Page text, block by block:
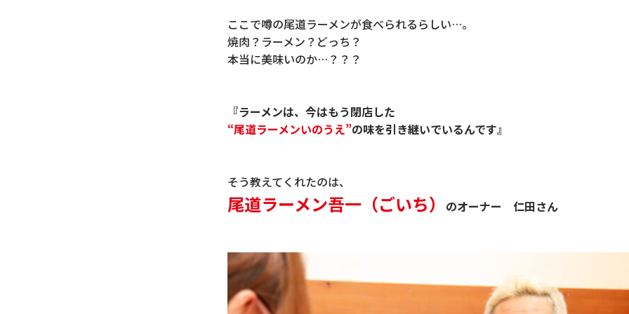
ここで噂の尾道ラーメンが食べられるらしい…。
焼肉？ラーメン？どっち？
本当に美味いのか…？？？
『ラーメンは、今はもう閉店した
“尾道ラーメンいのうえ”の味を引き継いでいるんです』
そう教えてくれたのは、
尾道ラーメン吾一（ごいち） のオーナー 仁田さん